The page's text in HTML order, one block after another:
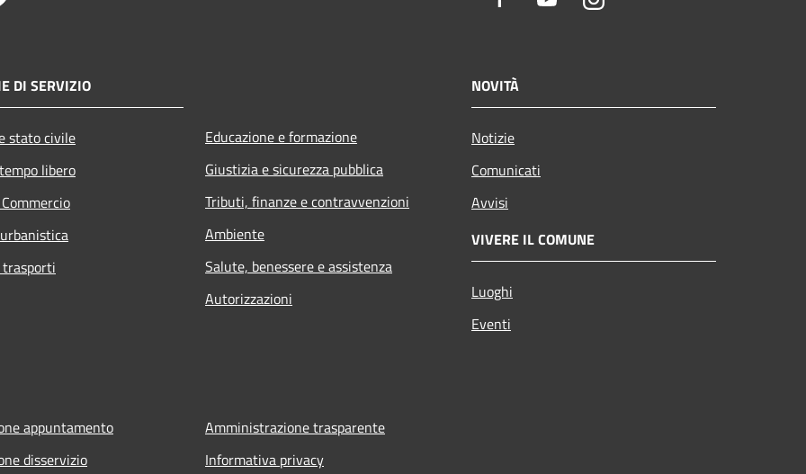
DI SERVIZIO
stato civile
libero
Educazione e formazione
Giustizia e sicurezza pubblica
Tributi, finanze e contravvenzioni
Ambiente
Salute, benessere e assistenza
Autorizzazioni
NOVITÀ
Notizie
Comunicati
Avvisi
VIVERE IL COMUNE
Luoghi
Eventi
appuntamento
disservizio
Amministrazione trasparente
Informativa privacy